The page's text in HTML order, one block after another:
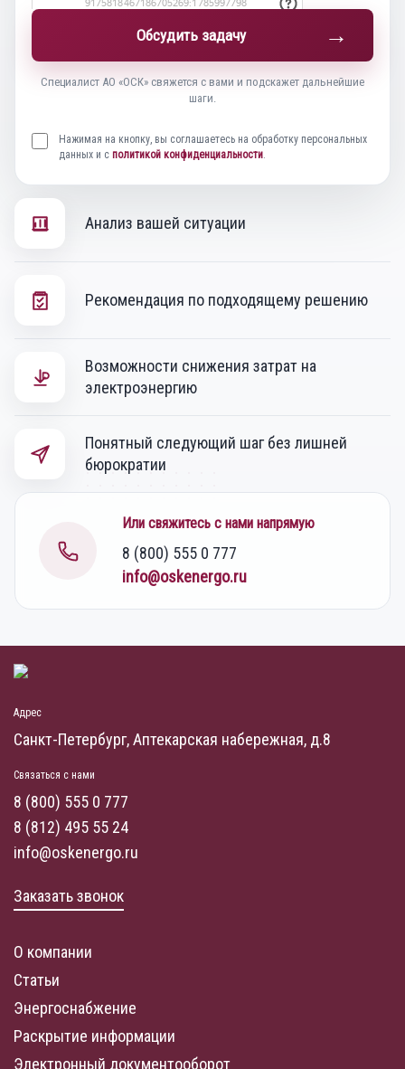
Анализ вашей ситуации
Рекомендация по подходящему решению
Возможности снижения затрат на
электроэнергию
Понятный следующий шаг без лишней
бюрократии
Или свяжитесь с нами напрямую
8 (800) 555 0 777
info@oskenergo.ru
Обсудить задачу →
Специалист АО «ОСК» свяжется с вами и подскажет дальнейшие
шаги.
Нажимая на кнопку, вы соглашаетесь на обработку персональных
данных и с политикой конфиденциальности.
Адрес
Санкт-Петербург, Аптекарская набережная, д.8
Связаться с нами
8 (800) 555 0 777
8 (812) 495 55 24
info@oskenergo.ru
Заказать звонок
О компании
Статьи
Энергоснабжение
Раскрытие информации
Электронный документооборот